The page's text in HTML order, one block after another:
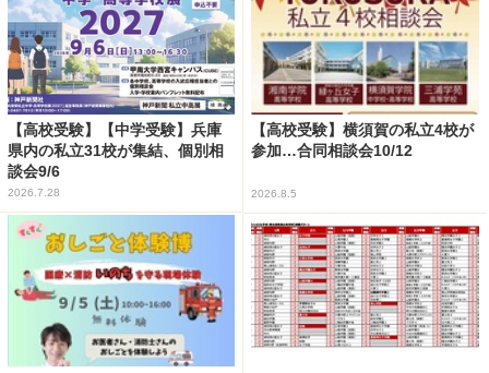
【高校受験】【中学受験】兵庫
県内の私立31校が集結、個別相
談会9/6
2026.7.28
【高校受験】横須賀の私立4校が
参加…合同相談会10/12
2026.8.5